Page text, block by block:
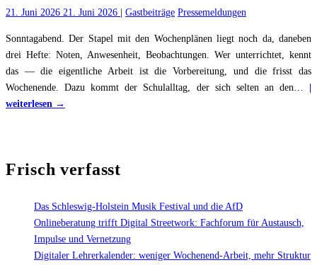
21. Juni 2026 21. Juni 2026 Gastbeiträge Pressemeldungen
Sonntagabend. Der Stapel mit den Wochenplänen liegt noch da, daneben
drei Hefte: Noten, Anwesenheit, Beobachtungen. Wer unterrichtet, kennt
das — die eigentliche Arbeit ist die Vorbereitung, und die frisst das
Wochenende. Dazu kommt der Schulalltag, der sich selten an den…
weiterlesen →
Arbeit,
Struktur
Schuljahr"
Frisch verfasst
Das Schleswig-Holstein Musik Festival und die AfD
Onlineberatung trifft Digital Streetwork: Fachforum für Austausch,
Impulse und Vernetzung
Digitaler Lehrerkalender: weniger Wochenend-Arbeit, mehr Struktur